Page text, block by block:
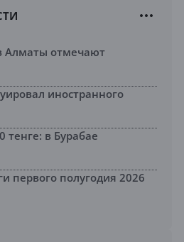
Алматы отмечают
иностранного
тенге: в Бурабае
первого полугодия 2026